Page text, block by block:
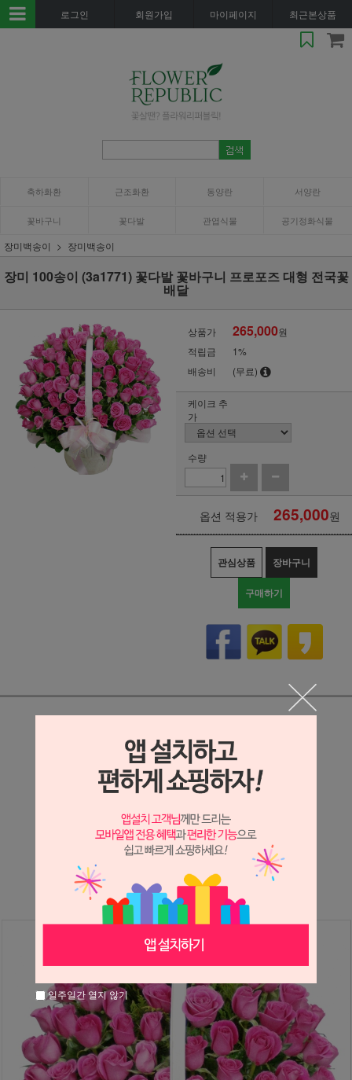
로그인 회원가입 마이페이지 최근본상품
축하화환 근조화환 동양란 서양란
꽃바구니 꽃다발 관엽식물 공기정화식물
장미백송이 장미백송이
장미 100송이 (3a1771) 꽃다발 꽃바구니 프로포즈 대형 전국꽃
배달
상품가 265,000원
적립금
1%
배송비
(무료)
케이크 추
가
수량
옵션 적용가 265,000원
관심상품 장바구니
구매하기
상세정보 새창 열기
상세 정보를 확대해 보실 수 있습니다.
※ 필독해주세요 ※
는 시세 변동에 따라 가격이 달라질 수 있으니
문의 후 주문 바랍니다.
일주일간 열지 않기